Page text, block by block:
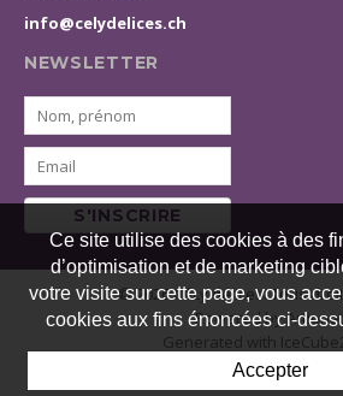
info@celydelices.ch
NEWSLETTER
S'INSCRIRE
© 2026 CéLy'délices. Tous
Powered by Artionet
Generated with
Ce site utilise des cookies à des
d’optimisation et de marketing
votre visite sur cette page, vous
cookies aux fins énoncées ci-
Accepter